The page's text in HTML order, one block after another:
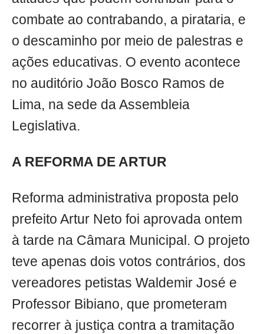
combate ao contrabando, a pirataria, e
o descaminho por meio de palestras e
ações educativas. O evento acontece
no auditório João Bosco Ramos de
Lima, na sede da Assembleia
Legislativa.
A REFORMA DE ARTUR
Reforma administrativa proposta pelo
prefeito Artur Neto foi aprovada ontem
à tarde na Câmara Municipal. O projeto
teve apenas dois votos contrários, dos
vereadores petistas Waldemir José e
Professor Bibiano, que prometeram
recorrer à justiça contra a tramitação